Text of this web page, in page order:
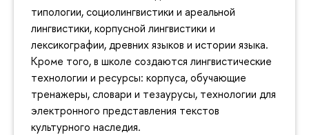
типологии, социолингвистики и ареальной
лингвистики, корпусной лингвистики и
лексикографии, древних языков и истории языка.
Кроме того, в школе создаются лингвистические
технологии и ресурсы: корпуса, обучающие
тренажеры, словари и тезаурусы, технологии для
электронного представления текстов
культурного наследия.